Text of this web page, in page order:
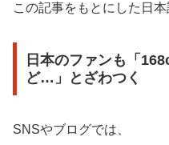
この記事をもとにした日
日本のファンも「
ど…」とざわつく
SNSやブログでは、